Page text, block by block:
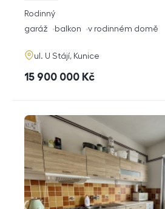
rozměry
dispozice
Rodinný
funkce
garáž balkon v rodinném domě
adresa
ul. U Stájí, Kunice
cena
15 900 000 Kč